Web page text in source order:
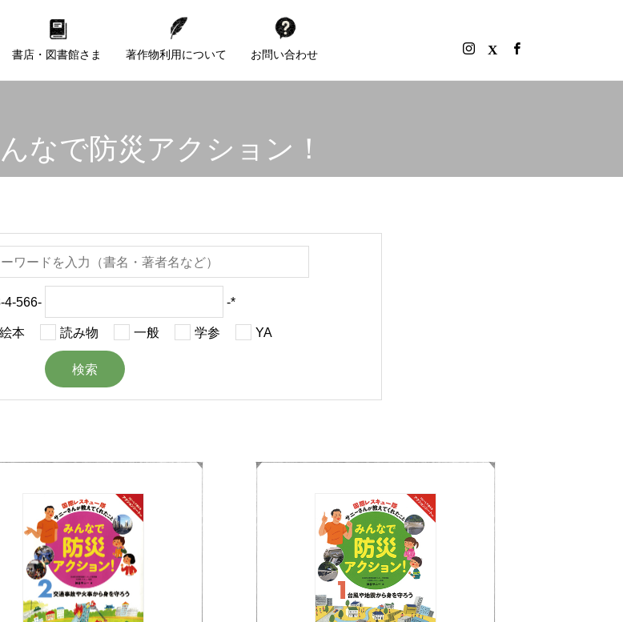
書店・図書館さま 著作物利用について お問い合わせ
なで防災アクション！
4-566- -*
絵本 読み物 一般 学参 YA